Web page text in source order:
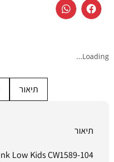
Loading...
תיאור
תיאור